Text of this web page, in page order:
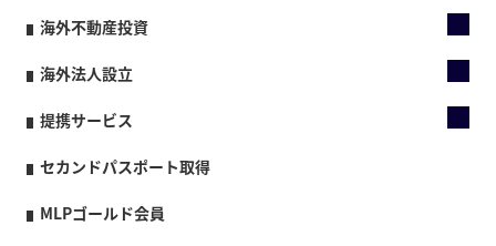
海外不動産投資
海外法人設立
提携サービス
セカンドパスポート取得
MLPゴールド会員